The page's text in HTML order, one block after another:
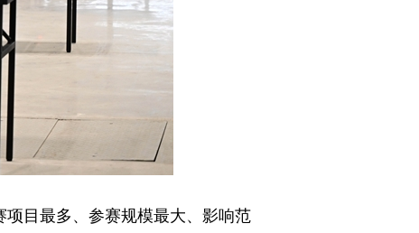
目最多、参赛规模最大、影响范